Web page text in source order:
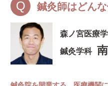
鍼灸師はどん
森ノ宮医療
鍼灸学科